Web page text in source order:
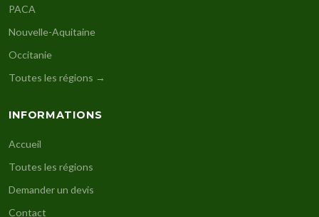
PACA
Nouvelle-Aquitaine
Occitanie
Toutes les régions →
INFORMATIONS
Accueil
Toutes les régions
Demander un devis
Contact